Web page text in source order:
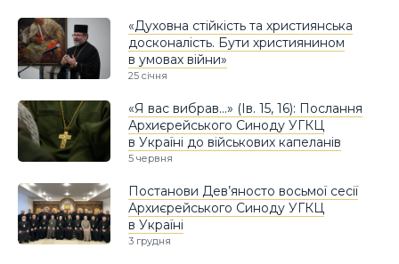
«Духовна стійкість та християнська
досконалість. Бути християнином
в умовах війни»
25 січня
«Я вас вибрав…» (Ів. 15, 16): Послання
Архиєрейського Синоду УГКЦ
в Україні до військових капеланів
5 червня
Постанови Дев’яносто восьмої сесії
Архиєрейського Синоду УГКЦ
в Україні
3 грудня